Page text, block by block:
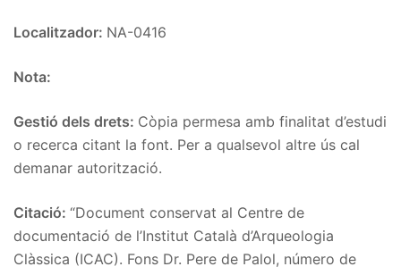
Localitzador: NA-0416
Nota:
Gestió dels drets: Còpia permesa amb finalitat d’estudi
o recerca citant la font. Per a qualsevol altre ús cal
demanar autorització.
Citació: “Document conservat al Centre de
documentació de l’Institut Català d’Arqueologia
Clàssica (ICAC). Fons Dr. Pere de Palol, número de